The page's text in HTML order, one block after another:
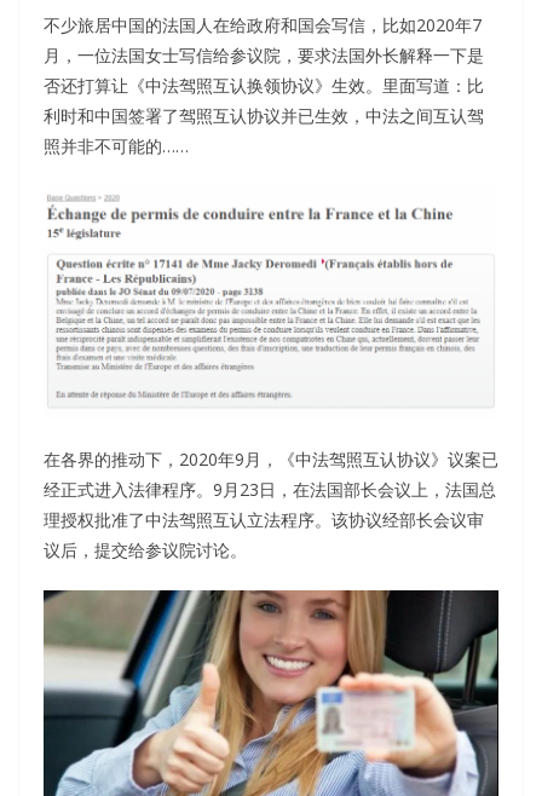
不少旅居中国的法国人在给政府和国会写信，比如2020年7
月，一位法国女士写信给参议院，要求法国外长解释一下是
否还打算让《中法驾照互认换领协议》生效。里面写道：比
利时和中国签署了驾照互认协议并已生效，中法之间互认驾
照并非不可能的……
在各界的推动下，2020年9月，《中法驾照互认协议》议案已
经正式进入法律程序。9月23日，在法国部长会议上，法国总
理授权批准了中法驾照互认立法程序。该协议经部长会议审
议后，提交给参议院讨论。